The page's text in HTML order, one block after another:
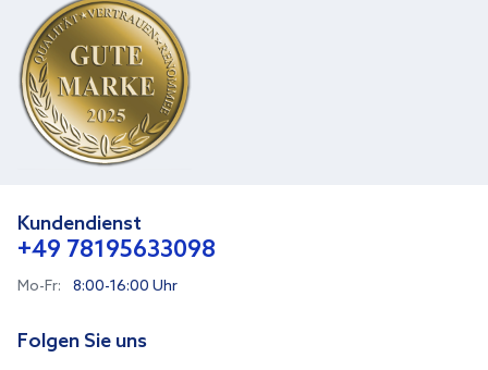
Kundendienst
+49 78195633098
Mo-Fr: 8:00-16:00 Uhr
Folgen Sie uns